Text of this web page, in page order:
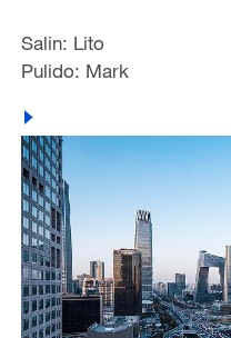
Salin: Lito
Pulido: Mark